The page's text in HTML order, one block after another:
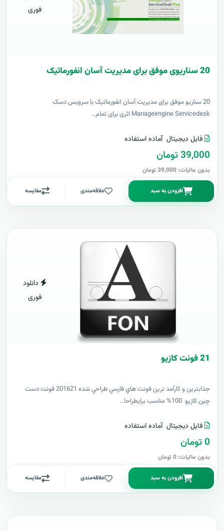
فوری
20 سناریوی موفق برای مدیریت آسان انفورماتیک
20 سناریو موفق برای مدیریت آسان انفورماتیک با سرویس دسک
Manageengine Servicedesk اثری برای تمام..
فایل دیجیتال آماده استفاده
39,000 تومان
بدون مالیات: 39,000 تومان
افزودن به سبد علاقه‌مندی مقایسه
دانلود
فوری
21 فونت کازيو
جذابترين و کارآمد ترين فونت هاي فارسي طراحي شده 201621 فونت دست
چين کازيو 100% مناسب برايطراحا..
فایل دیجیتال آماده استفاده
0 تومان
بدون مالیات: 0 تومان
افزودن به سبد علاقه‌مندی مقایسه